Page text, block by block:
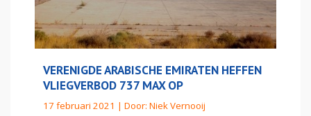
VERENIGDE ARABISCHE EMIRATEN HEFFEN
VLIEGVERBOD 737 MAX OP
17 februari 2021 | Door: Niek Vernooij